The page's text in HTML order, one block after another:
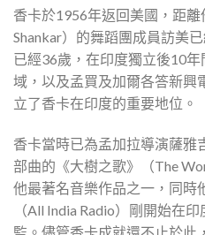
香卡於1956年返回美國，距
Shankar）的舞蹈團成員訪美
已經36歲，在印度獨立後10
域，以及孟買及加爾各答新興
立了香卡在印度的重要地位。
香卡當時已為孟加拉導演薩雅
部曲的《大樹之歌》（The
他最著名音樂作品之一，同時
（All India Radio）剛開始在
監。儘管香卡成就還不止於此